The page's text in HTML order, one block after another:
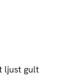
ljust gult